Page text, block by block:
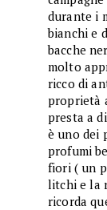
durante i
bianchi e
bacche
molto
ricco di
proprietà
presta a
è uno dei
profumi
fiori ( un
litchi e la
ricorda